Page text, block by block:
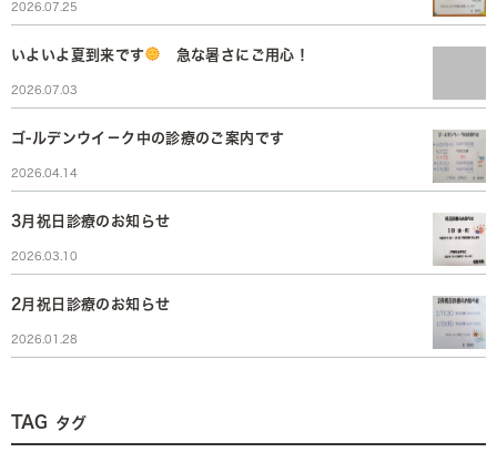
2026.07.25
いよいよ夏到来です 急な暑さにご用心！
2026.07.03
ゴ-ルデンウイ－ク中の診療のご案内です
2026.04.14
3月祝日診療のお知らせ
2026.03.10
2月祝日診療のお知らせ
2026.01.28
TAG タグ